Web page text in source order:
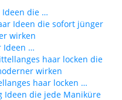
Ideen die …
Ideen …
haar locken …